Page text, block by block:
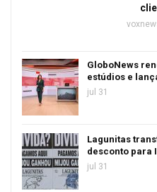
GloboNews
estúdios e
jul 31
Lagunitas
desconto para
jul 31